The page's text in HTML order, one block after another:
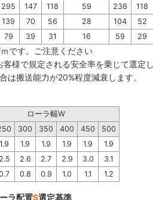
295 147 118 59 236
118
139 70 56 28 104
52
79 39 31 16 59 29
です。ご注意ください
客様で規定される安全率を乗じて選定
は搬送能力が20%程度減衰します。
ローラ幅W
300 350 400 450
500
1.9 1.9 1.9 1.9 1.9
1.9
2.5 2.6 2.7 2.9 3.0
3.1
0.8 0.9 1.0 1.1 1.2
ラ配置S選定基準